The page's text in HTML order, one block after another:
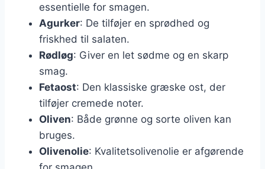
essentielle for smagen.
Agurker: De tilføjer en sprødhed og
friskhed til salaten.
Rødløg: Giver en let sødme og en skarp
smag.
Fetaost: Den klassiske græske ost, der
tilføjer cremede noter.
Oliven: Både grønne og sorte oliven kan
bruges.
Olivenolie: Kvalitetsolivenolie er afgørende